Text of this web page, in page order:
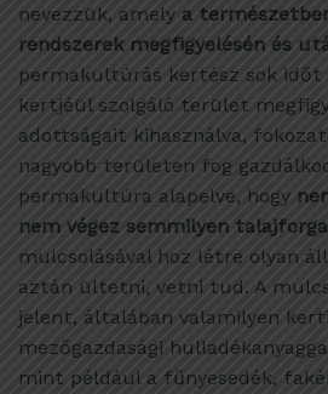
nevezzük, amely a
rendszerek megfigyelésén és
permakultúrás kertész sok időt
kertjéül szolgáló terület
adottságait kihasználva,
nagyobb területen fog
permakultúra alapelve, hogy
nem végez semmilyen
mulcsolásával hoz létre olyan
aztán ültetni, vetni tud. A
jelent, általában valamilyen
mezőgazdasági
mint például a fűnyesedék,